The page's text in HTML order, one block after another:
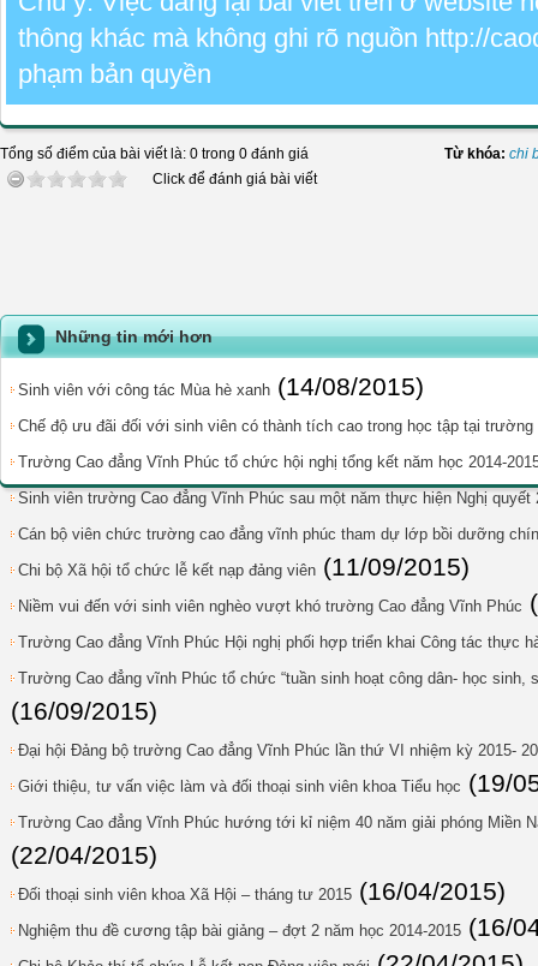
thông khác mà không ghi rõ nguồn http://
phạm bản quyền
Tổng số điểm của bài viết là: 0 trong 0 đánh giá
Click để đánh giá bài viết
Từ khóa: chi
Những tin mới hơn
Sinh viên với công tác Mùa hè xanh (14/08/2015)
Chế độ ưu đãi đối với sinh viên có thành tích cao trong học tập tại trường
Trường Cao đẳng Vĩnh Phúc tổ chức hội nghị tổng kết năm học 2014-
Sinh viên trường Cao đẳng Vĩnh Phúc sau một năm thực hiện Nghị quyết
Cán bộ viên chức trường cao đẳng vĩnh phúc tham dự lớp bồi dưỡng
Chi bộ Xã hội tổ chức lễ kết nạp đảng viên (11/09/2015)
Niềm vui đến với sinh viên nghèo vượt khó trường Cao đẳng Vĩnh Phúc
Trường Cao đẳng Vĩnh Phúc Hội nghị phối hợp triển khai Công tác thực
Trường Cao đẳng vĩnh Phúc tổ chức “tuần sinh hoạt công dân- học sinh,
(16/09/2015)
Đại hội Đảng bộ trường Cao đẳng Vĩnh Phúc lần thứ VI nhiệm kỳ 2015-
Giới thiệu, tư vấn việc làm và đối thoại sinh viên khoa Tiểu học (19/
Trường Cao đẳng Vĩnh Phúc hướng tới kỉ niệm 40 năm giải phóng Miền
(22/04/2015)
Đối thoại sinh viên khoa Xã Hội – tháng tư 2015 (16/04/2015)
Nghiệm thu đề cương tập bài giảng – đợt 2 năm học 2014-2015 (16/